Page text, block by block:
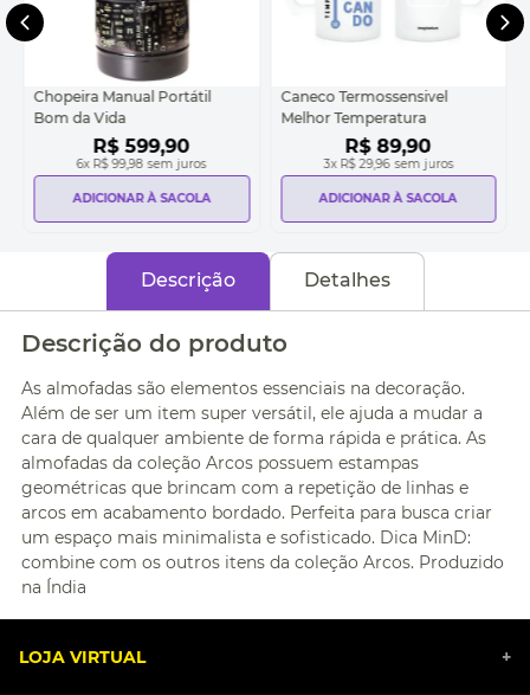
Chopeira Manual Portátil
Bom da Vida
R$ 599,90
6x R$ 99,98 sem juros
ADICIONAR À SACOLA
Caneco Termossensivel
Melhor Temperatura
R$ 89,90
3x R$ 29,96 sem juros
ADICIONAR À SACOLA
Descrição Detalhes
Descrição do produto
As almofadas são elementos essenciais na decoração.
Além de ser um item super versátil, ele ajuda a mudar a
cara de qualquer ambiente de forma rápida e prática. As
almofadas da coleção Arcos possuem estampas
geométricas que brincam com a repetição de linhas e
arcos em acabamento bordado. Perfeita para busca criar
um espaço mais minimalista e sofisticado. Dica MinD:
combine com os outros itens da coleção Arcos. Produzido
na Índia
LOJA VIRTUAL +